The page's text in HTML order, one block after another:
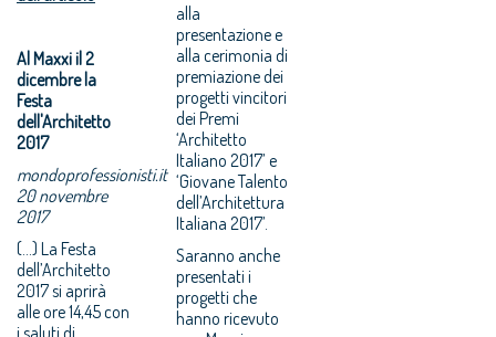
Al Maxxi il 2
dicembre la
Festa
dell'Architetto
2017
mondoprofessionisti.it
20 novembre
2017
(...) La Festa
dell’Architetto
2017 si aprirà
alle ore 14,45 con
i saluti di
alla
presentazione e
alla cerimonia di
premiazione dei
progetti vincitori
dei Premi
‘Architetto
Italiano 2017’ e
‘Giovane Talento
dell’Architettura
Italiana 2017’.
Saranno anche
presentati i
progetti che
hanno ricevuto